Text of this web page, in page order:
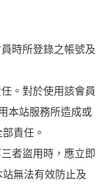
時所登錄之帳號及
。對於使用該會員
本站服務所造成或
責任。
者盜用時，應立即
無法有效防止及